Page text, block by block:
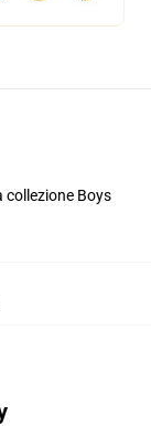
collezione Boys